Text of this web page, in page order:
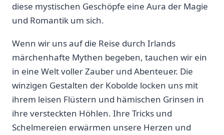
diese mystischen Geschöpfe eine Aura der Magie
und Romantik um sich.
Wenn wir uns‍ auf die Reise ⁢durch Irlands
märchenhafte Mythen begeben,⁢ tauchen wir‍ ein
‌in eine Welt voller Zauber und Abenteuer.⁢ Die
winzigen Gestalten der Kobolde locken ⁤uns mit
ihrem leisen Flüstern und hämischen Grinsen in
‌ihre versteckten‌ Höhlen. Ihre Tricks ​und
Schelmereien erwärmen unsere Herzen und⁣